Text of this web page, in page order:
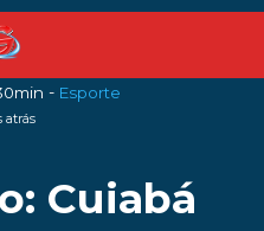
- Esporte
atrás
Cuiabá